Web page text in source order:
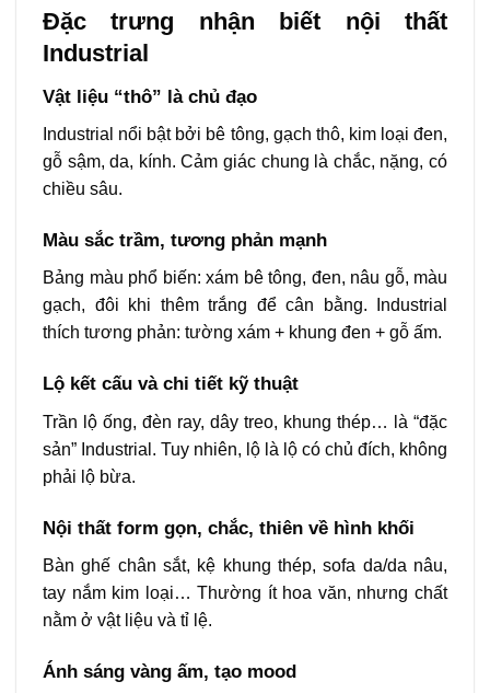
Đặc trưng nhận biết nội thất
Industrial
Vật liệu “thô” là chủ đạo
Industrial nổi bật bởi bê tông, gạch thô, kim loại đen,
gỗ sậm, da, kính. Cảm giác chung là chắc, nặng, có
chiều sâu.
Màu sắc trầm, tương phản mạnh
Bảng màu phổ biến: xám bê tông, đen, nâu gỗ, màu
gạch, đôi khi thêm trắng để cân bằng. Industrial
thích tương phản: tường xám + khung đen + gỗ ấm.
Lộ kết cấu và chi tiết kỹ thuật
Trần lộ ống, đèn ray, dây treo, khung thép… là “đặc
sản” Industrial. Tuy nhiên, lộ là lộ có chủ đích, không
phải lộ bừa.
Nội thất form gọn, chắc, thiên về hình khối
Bàn ghế chân sắt, kệ khung thép, sofa da/da nâu,
tay nắm kim loại… Thường ít hoa văn, nhưng chất
nằm ở vật liệu và tỉ lệ.
Ánh sáng vàng ấm, tạo mood